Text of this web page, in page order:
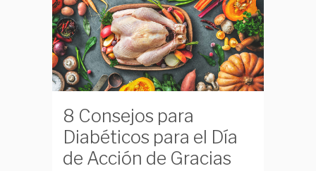
8 Consejos para
Diabéticos para el Día
de Acción de Gracias